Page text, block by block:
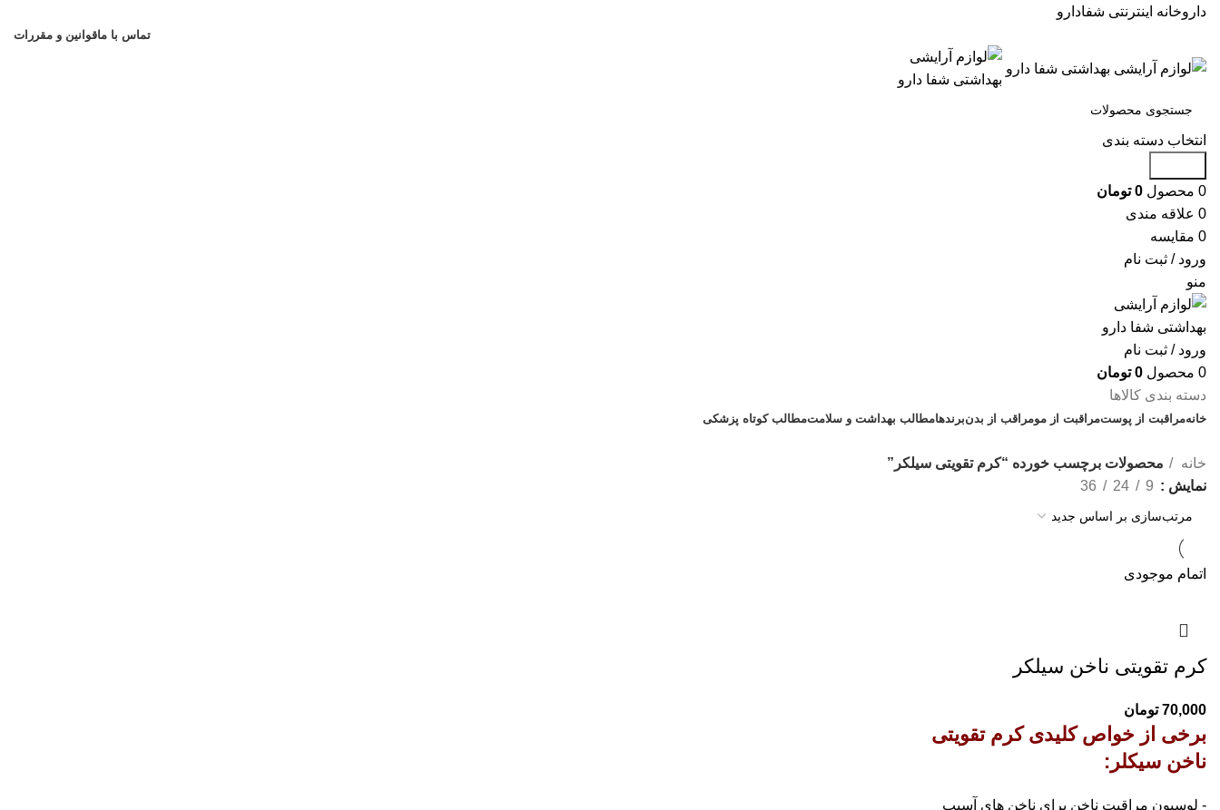
داروخانه اینترنتی شفادارو
تماس با ماقوانین و مقررات
انتخاب دسته بندی
0 محصول 0 تومان
0 علاقه مندی
0 مقایسه
ورود / ثبت نام
منو
ورود / ثبت نام
0 محصول 0 تومان
دسته بندی کالاها
خانهمراقبت از پوستمراقبت از مومراقب از بدنبرندهامطالب بهداشت و سلامتمطالب کوتاه پزشکی
خانه
محصولات برچسب خورده “کرم تقویتی سیلکر”
نمایش
9
24
36
اتمام موجودی
کرم تقویتی ناخن سیلکر
70,000 تومان
برخی از خواص کلیدی کرم تقویتی
ناخن سیکلر:
- لوسیون مراقبت ناخن برای ناخن های آسیب